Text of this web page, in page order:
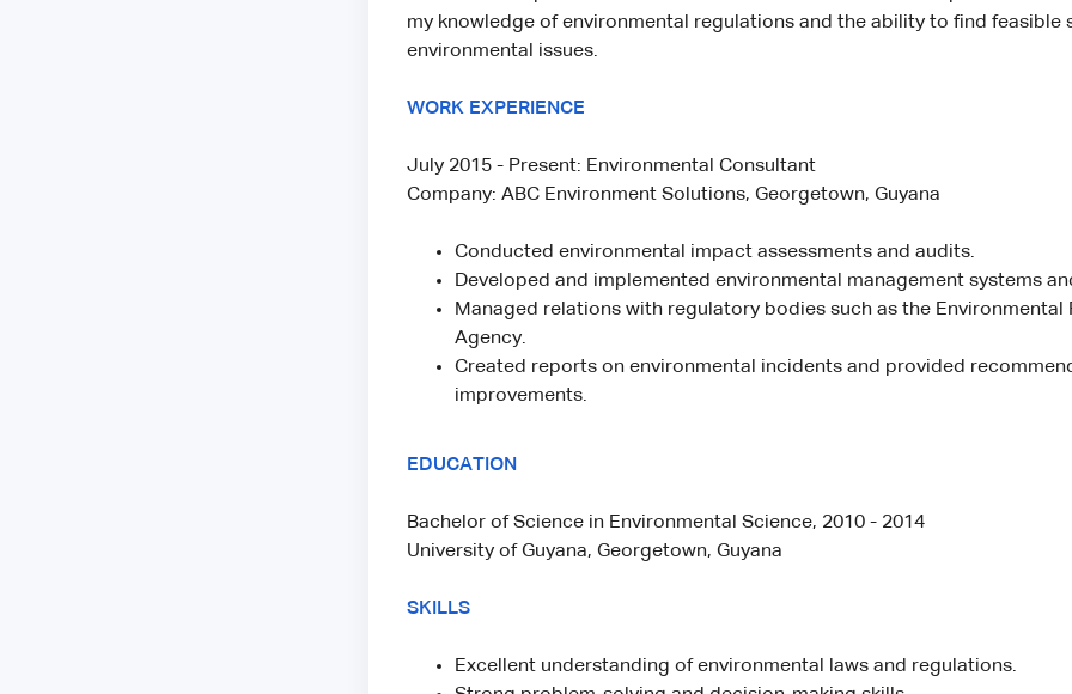
my knowledge of environmental regulations and the ability to find feasible
environmental issues.
WORK EXPERIENCE
July 2015 - Present: Environmental Consultant
Company: ABC Environment Solutions, Georgetown, Guyana
Conducted environmental impact assessments and audits.
Developed and implemented environmental management systems
Managed relations with regulatory bodies such as the Environmental
Agency.
Created reports on environmental incidents and provided
improvements.
EDUCATION
Bachelor of Science in Environmental Science, 2010 - 2014
University of Guyana, Georgetown, Guyana
SKILLS
Excellent understanding of environmental laws and regulations.